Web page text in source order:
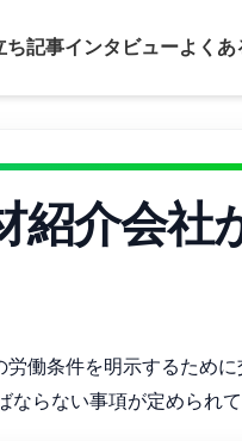
ち記事インタビューよくあ
紹介会社
働条件を明示するため
らない事項が定められて